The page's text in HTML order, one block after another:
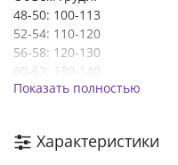
48-50: 100-113
52-54: 110-120
56-58: 120-130
60-62: 130-140
Объем бедер:
56-58 до 137
Показать полностью
Характеристики